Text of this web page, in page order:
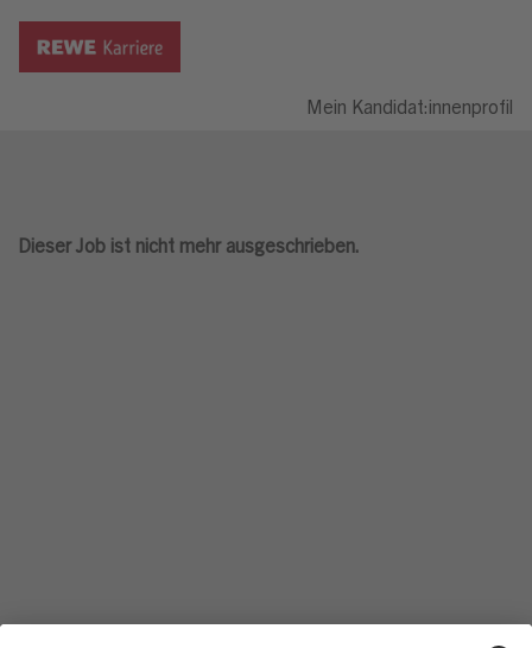
Mein Kandidat:innenprofil
Dieser Job ist nicht mehr ausgeschrieben.